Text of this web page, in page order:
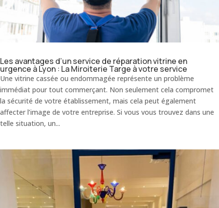
Les avantages d’un service de réparation vitrine en
urgence à Lyon : La Miroiterie Targe à votre service
Une vitrine cassée ou endommagée représente un problème
immédiat pour tout commerçant. Non seulement cela compromet
la sécurité de votre établissement, mais cela peut également
affecter l’image de votre entreprise. Si vous vous trouvez dans une
telle situation, un...